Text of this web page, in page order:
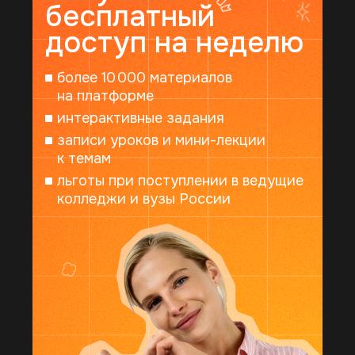
бесплатный
доступ на неделю
более 10 000 материалов
на платформе
интерактивные задания
записи уроков и мини-лекции
к темам
льготы при поступлении в ведущие
колледжи и вузы России
4.7
4.9
государственная лицензия
и аккредитация
проверить лицензию
125315, г. Москва, Ленинградский пр-т, 80к48
Почта по вопросам зачисления:
otdel_zachislenie@synergy.ru
Телефон:
8 800 200-22-10